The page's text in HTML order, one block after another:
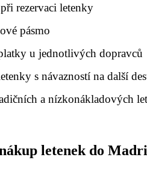
rezervaci letenky
pásmo
u jednotlivých dopravců
s návazností na další
a nízkonákladových
letenek do